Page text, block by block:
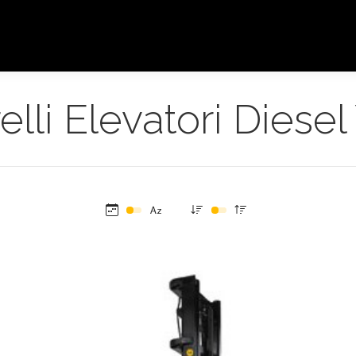
Elevatori Diesel